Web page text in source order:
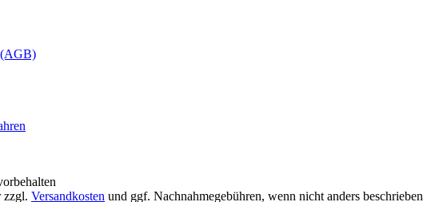
(AGB)
zzgl. Versandkosten und ggf. Nachnahmegebühren, wenn nicht anders beschrieben